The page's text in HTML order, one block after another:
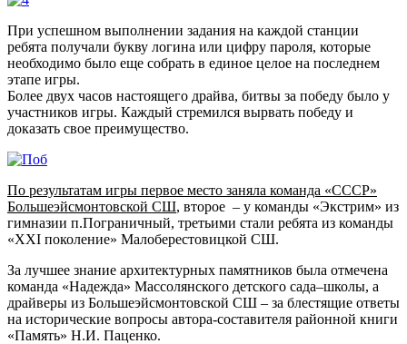
При успешном выполнении задания на каждой станции
ребята получали букву логина или цифру пароля, которые
необходимо было еще собрать в единое целое на последнем
этапе игры.
Более двух часов настоящего драйва, битвы за победу было у
участников игры. Каждый стремился вырвать победу и
доказать свое преимущество.
По результатам игры первое место заняла команда «СССР»
Большеэйсмонтовской СШ, второе – у команды «Экстрим» из
гимназии п.Пограничный, третьими стали ребята из команды
«XXI поколение» Малоберестовицкой СШ.
За лучшее знание архитектурных памятников была отмечена
команда «Надежда» Массолянского детского сада–школы, а
драйверы из Большеэйсмонтовской СШ – за блестящие ответы
на исторические вопросы автора-составителя районной книги
«Память» Н.И. Паценко.